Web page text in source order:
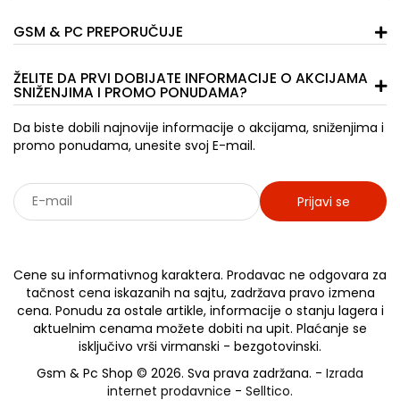
GSM & PC PREPORUČUJE
ŽELITE DA PRVI DOBIJATE INFORMACIJE O AKCIJAMA
SNIŽENJIMA I PROMO PONUDAMA?
Da biste dobili najnovije informacije o akcijama, sniženjima i
promo ponudama, unesite svoj E-mail.
Prijavi se
Cene su informativnog karaktera. Prodavac ne odgovara za
tačnost cena iskazanih na sajtu, zadržava pravo izmena
cena. Ponudu za ostale artikle, informacije o stanju lagera i
aktuelnim cenama možete dobiti na upit. Plaćanje se
isključivo vrši virmanski - bezgotovinski.
Gsm & Pc Shop © 2026. Sva prava zadržana. - Izrada
internet prodavnice - Selltico.